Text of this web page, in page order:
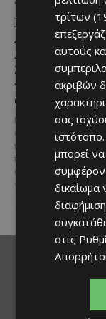
Τουριστική
Παραλιακή
Αλαμινού με
Αδειοδοτημένη
Ξενοδοχειακή
και
Θάλασσας
Μια εξαιρετικά
επενδυτική ευκαιρία
παρουσιάζεται στην
περιοχή του
επαρχία Λάρνακας.
για τρία
τρίτων
αυτούς
ακριβών
σας
μπορεί
συμφέρον
δικαίωμα
στις